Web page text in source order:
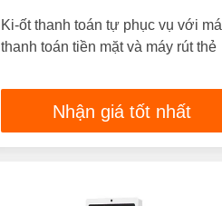
Ki-ốt thanh toán tự phục vụ với
thanh toán tiền mặt và máy rút thẻ
Nhận giá tốt nhất